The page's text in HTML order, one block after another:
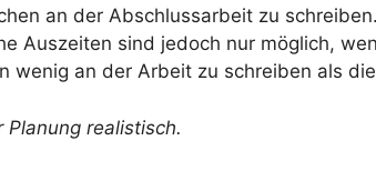
an der Abschlussarbeit zu
Auszeiten sind jedoch nur möglich,
wenig an der Arbeit zu schreiben als
Planung realistisch.